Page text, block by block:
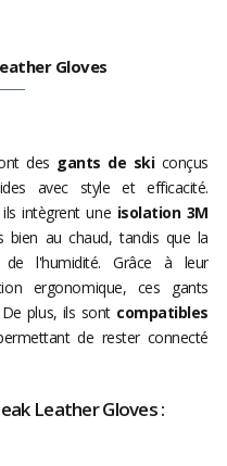
Gloves
des gants de skiconçus
avec style et efficacité.
intègrent une isolation 3M
bien au chaud, tandis que la
de l'humidité. Grâce à leur
ergonomique, ces gants
plus, ils sontcompatibles
de rester connecté
Leather Gloves :